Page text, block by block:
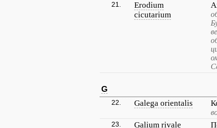
21.
Erodium
cicutarium
G
22. Galega orientalis
23. Galium rivale